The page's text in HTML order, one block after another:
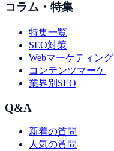
コラム・特集
特集一覧
SEO対策
Webマーケティング
コンテンツマーケ
業界別SEO
Q&A
新着の質問
人気の質問